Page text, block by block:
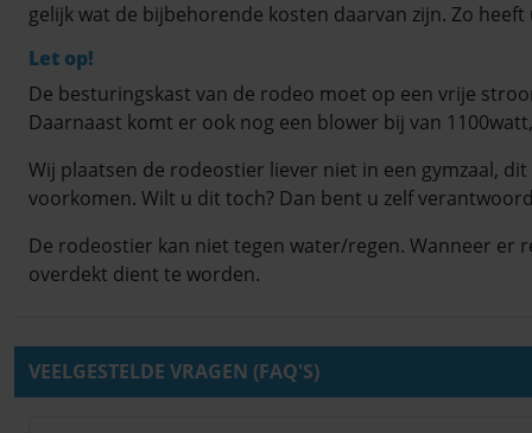
gelijk wat de bijbehorende kosten daarvan zijn. Zo
Let op!
De besturingskast van de rodeo moet op een vrije
Daarnaast komt er ook nog een blower bij van
Wij plaatsen de rodeostier liever niet in een gymzaal,
voorkomen. Wilt u dit toch? Dan bent u zelf
De rodeostier kan niet tegen water/regen. Wanneer er
overdekt dient te worden.
VEELGESTELDE VRAGEN (FAQ'S)